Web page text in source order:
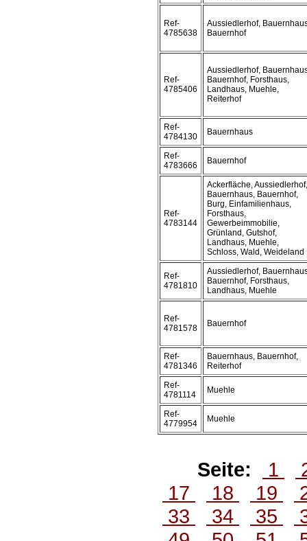
Ref-
4785638
Aussiedlerhof,
Bauernhof
Ref-
4785406
Aussiedlerhof,
Bauernhof, Forsthaus,
Landhaus, Muehle,
Reiterhof
Ref-
4784130
Bauernhaus
Ref-
4783666
Bauernhof
Ref-
4783144
Ackerfläche, Aussiedlerhof,
Bauernhaus, Bauernhof,
Burg, Einfamilienhaus,
Forsthaus,
Gewerbeimmobilie,
Grünland, Gutshof,
Landhaus, Muehle,
Schloss, Wald, Weideland
Ref-
4781810
Aussiedlerhof,
Bauernhof, Forsthaus,
Landhaus, Muehle
Ref-
4781578
Bauernhof
Ref-
4781346
Bauernhaus, Bauernhof,
Reiterhof
Ref-
4781114
Muehle
Ref-
4779954
Muehle
Seite: 1
17
18 19
33
34 35